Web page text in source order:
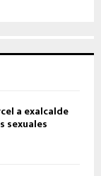
a exalcalde
sexuales